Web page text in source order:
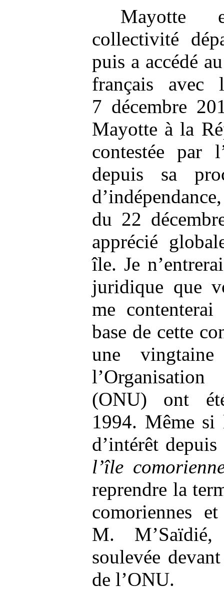
Mayotte
collectivité
puis a accédé
français
7 décembre
Mayotte à la
contestée par
depuis sa
du 22
apprécié
île. Je
juridique que
me
base de cette
une
(ONU) ont
1994. Même si
d’intérêt
l’île
reprendre la
comoriennes
M. M’Saïdié,
soulevée
de l’ONU.